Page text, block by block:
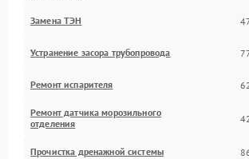
Замена ТЭН
Устранение засора трубопровода
Ремонт испарителя
Ремонт датчика морозильного
отделения
Прочистка дренажной системы